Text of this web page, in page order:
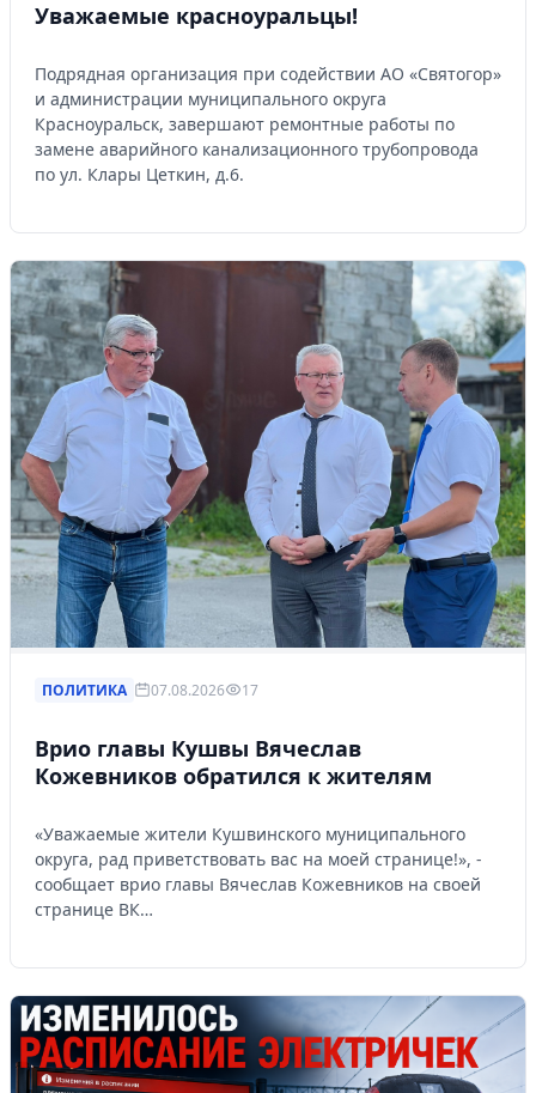
Уважаемые красноуральцы!
Подрядная организация при содействии АО «Святогор»
и администрации муниципального округа
Красноуральск, завершают ремонтные работы по
замене аварийного канализационного трубопровода
по ул. Клары Цеткин, д.6.
ПОЛИТИКА 07.08.2026 17
Врио главы Кушвы Вячеслав
Кожевников обратился к жителям
«Уважаемые жители Кушвинского муниципального
округа, рад приветствовать вас на моей странице!», -
сообщает врио главы Вячеслав Кожевников на своей
странице ВК…